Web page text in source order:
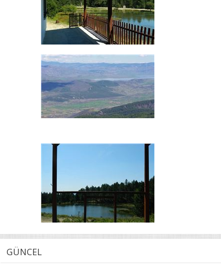
GÜNCEL